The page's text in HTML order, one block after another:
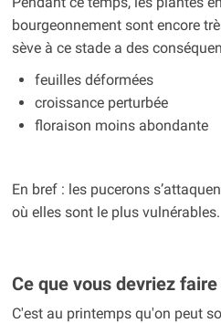
bourgeonnement sont encore
sève à ce stade a des
feuilles déformées
croissance perturbée
floraison moins abondante
En bref : les pucerons
où elles sont le plus vulnérables.
Ce que vous devriez
C'est au printemps qu'on peut